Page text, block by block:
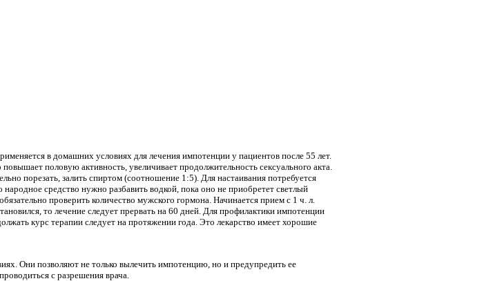
в домашних условиях для лечения импотенции у пациентов после 55 лет.
половую активность, увеличивает продолжительность сексуального акта.
порезать, залить спиртом (соотношение 1:5). Для настаивания потребуется
средство нужно разбавить водкой, пока оно не приобретет светлый
проверить количество мужского гормона. Начинается прием с 1 ч. л.
то лечение следует прервать на 60 дней. Для профилактики импотенции
курс терапии следует на протяжении года. Это лекарство имеет хорошие
Они позволяют не только вылечить импотенцию, но и предупредить ее
с разрешения врача.